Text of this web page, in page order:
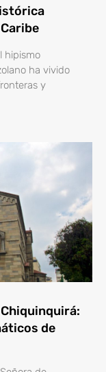
hipismo
ha vivido
y
de